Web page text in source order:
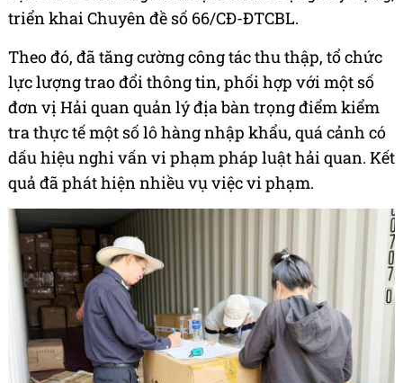
triển khai Chuyên đề số 66/CĐ-ĐTCBL.
Theo đó, đã tăng cường công tác thu thập, tổ chức
lực lượng trao đổi thông tin, phối hợp với một số
đơn vị Hải quan quản lý địa bàn trọng điểm kiểm
tra thực tế một số lô hàng nhập khẩu, quá cảnh có
dấu hiệu nghi vấn vi phạm pháp luật hải quan. Kết
quả đã phát hiện nhiều vụ việc vi phạm.